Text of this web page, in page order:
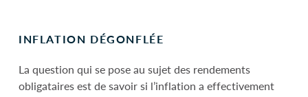
INFLATION DÉGONFLÉE
La question qui se pose au sujet des rendements
obligataires est de savoir si l’inflation a effectivement